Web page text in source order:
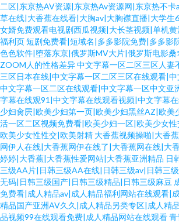
二区|东京热AV资源|东京热Av资源网|东京热不卡
草在线|大香蕉在线看|大胸av|大胸襟直播|大学生
女婿免费观看电视剧西瓜视频|大长茎视频|单机
福利页短剧免费看|短域名|多多影院免费|多多影
色色软件|堕落东京|俄罗斯MV大片|俄罗斯电影
ZOOM人的性格差异中文字幕一区二区三区人妻
三区日本在线|中文字幕一区二区三区在线观看|
中文字幕一区二区在线观看|中文字幕一区中文亚
字幕在线观91|中文字幕在线观看视频|中文字幕
少妇肏屄|欧美少妇第一页|欧美少妇黑丝AZ|欧美
活一区二区视频免费看|欧美少妇一区|欧美少女
欧美少女性性交|欧美射精 大香蕉视频操啪|大香
网伊人在线|大香蕉网伊在线了|大香蕉网在线|大
婷婷|大香蕉|大香蕉性爱网站|大香蕉亚洲精品 日
三级AA片|日韩三级AA在线|日韩三级av|日韩三
无码|日韩三级国产|日韩三级精品|日韩三级麻豆
免费看|成人精品av|成人精品福利网站在线观看|
精品国产亚洲AV久久|成人精品另类专区|成人精
品视频99在线观看免费|成人精品网站在线观看青